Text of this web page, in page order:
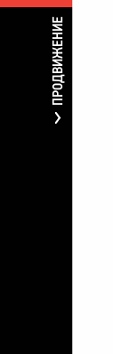
ПРОДВИЖЕНИЕ